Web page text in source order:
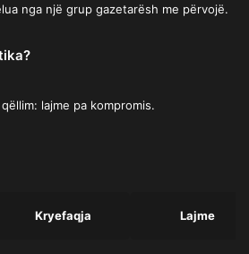
nga një grup gazetarësh me përvojë.
lajme pa kompromis.
Kryefaqja Lajme